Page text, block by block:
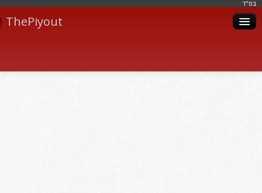
בּס"ד
ThePiyout